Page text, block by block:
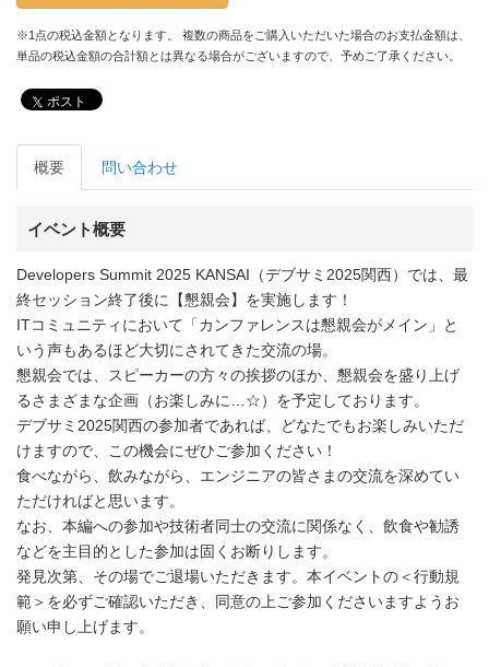
※1点の税込金額となります。 複数の商品をご購入いただいた場合のお支払金額は、
単品の税込金額の合計額とは異なる場合がございますので、予めご了承ください。
ポスト
概要 問い合わせ
イベント概要
Developers Summit 2025 KANSAI（デブサミ2025関西）では、最
終セッション終了後に【懇親会】を実施します！
ITコミュニティにおいて「カンファレンスは懇親会がメイン」と
いう声もあるほど大切にされてきた交流の場。
懇親会では、スピーカーの方々の挨拶のほか、懇親会を盛り上げ
るさまざまな企画（お楽しみに…☆）を予定しております。
デブサミ2025関西の参加者であれば、どなたでもお楽しみいただ
けますので、この機会にぜひご参加ください！
食べながら、飲みながら、エンジニアの皆さまの交流を深めてい
ただければと思います。
なお、本編への参加や技術者同士の交流に関係なく、飲食や勧誘
などを主目的とした参加は固くお断りします。
発見次第、その場でご退場いただきます。本イベントの＜行動規
範＞を必ずご確認いただき、同意の上ご参加くださいますようお
願い申し上げます。